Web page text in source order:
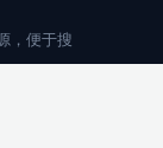
，便于搜